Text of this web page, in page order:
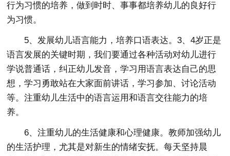
行为习惯的培养，做到时时、事事都培养幼儿的良好行
为习惯。
5、发展幼儿语言能力，培养口语表达。3、4岁正是
语言发展的关键时期，我们要通过各种活动对幼儿进行
学说普通话，纠正幼儿发音，学习用语言表达自己的思
想，学习勇敢站在大家面前讲话，学习参加、讨论活动
等。注重幼儿生活中的语言运用和语言交往能力的培
养。
6、注重幼儿的生活健康和心理健康。教师加强幼儿
的生活护理，尤其是对新生的情绪安抚。每天坚持晨